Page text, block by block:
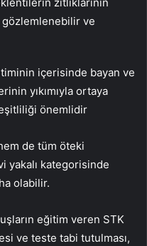
zıtlıklarının
gözlemlenebilir ve
içerisinde bayan ve
yıkımıyla ortaya
önemlidir
de tüm öteki
yakalı kategorisinde
olabilir.
eğitim veren STK
ve teste tabi tutulması,